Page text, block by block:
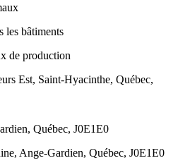
les bâtiments
de production
Est, Saint-Hyacinthe, Québec,
Québec, J0E1E0
Ange-Gardien, Québec, J0E1E0